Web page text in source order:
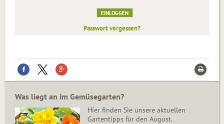
Passwort vergessen?
Was liegt an im Gemüsegarten?
Hier finden Sie unsere aktuellen
Gartentipps für den August.